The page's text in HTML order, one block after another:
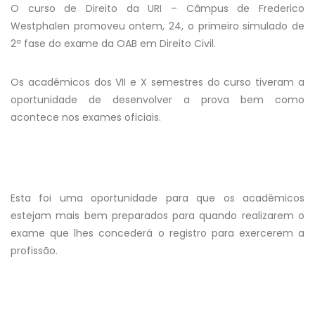
O curso de Direito da URI – Câmpus de Frederico
Westphalen promoveu ontem, 24, o primeiro simulado de
2ª fase do exame da OAB em Direito Civil.
Os acadêmicos dos VII e X semestres do curso tiveram a
oportunidade de desenvolver a prova bem como
acontece nos exames oficiais.
Esta foi uma oportunidade para que os acadêmicos
estejam mais bem preparados para quando realizarem o
exame que lhes concederá o registro para exercerem a
profissão.